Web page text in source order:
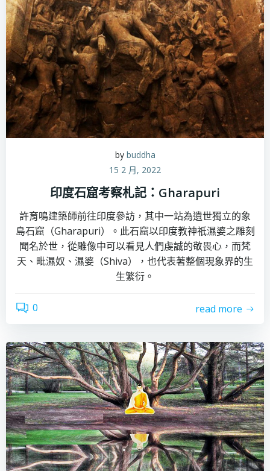
by buddha
15 2 月, 2022
印度石窟考察札記：Gharapuri
許育鳴建築師前往印度參訪，其中一站為遺世獨立的象
島石窟（Gharapuri）。此石窟以印度教神祇濕婆之雕刻
聞名於世，從雕像中可以看見人們虔誠的敬畏心，而梵
天、毗濕奴、濕婆（Shiva），也代表著整個現象界的生
生繁衍。
0 read more